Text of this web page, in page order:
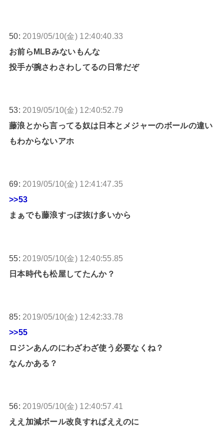
50: 2019/05/10(金) 12:40:40.33
お前らMLBみないもんな
投手が腕さわさわしてるの日常だぞ
53: 2019/05/10(金) 12:40:52.79
藤浪とから言ってる奴は日本とメジャーのボールの違い
もわからないアホ
69: 2019/05/10(金) 12:41:47.35
>>53
まぁでも藤浪すっぽ抜け多いから
55: 2019/05/10(金) 12:40:55.85
日本時代も松屋してたんか？
85: 2019/05/10(金) 12:42:33.78
>>55
ロジンあんのにわざわざ使う必要なくね？
なんかある？
56: 2019/05/10(金) 12:40:57.41
ええ加減ボール改良すればええのに